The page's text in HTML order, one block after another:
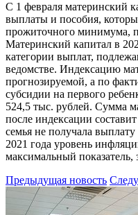
С 1 февраля материнский
выплаты и пособия,
прожиточного минимума,
Материнский капитал в
категории выплат,
ведомстве. Индексацию
прогнозируемой, а по
субсидии на первого
524,5 тыс. рублей. Сумма
после индексации
семья не получала
2021 года уровень
максимальный
Предыдущая новость